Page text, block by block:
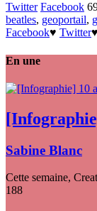
Twitter Facebook
beatles, geoportail,
Facebook♥ Twitter♥
En une
Sabine Blanc
Cette semaine,
188